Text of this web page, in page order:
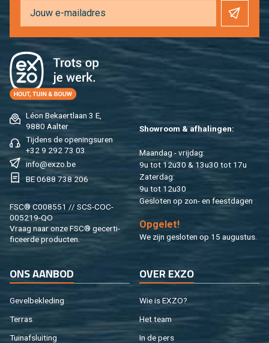
Léon Be­kaert­laan 3 E,
9880 Aal­ter
Tij­dens de ope­nings­uren
+32 9 292 73 03
info@​exzo.​be
BE 0688 738 206
FSC® C008551 // SCS-COC-
005219-QO
Vraag naar onze FSC® ge­cer­ti­
fi­ceer­de pro­duc­ten.
Show­room & af­ha­lin­gen:
Maan­dag - vrij­dag:
9u tot 12u30 & 13u30 tot 17u
Za­ter­dag:
9u tot 12u30
Ge­slo­ten op zon- en feest­da­gen
Op­ge­let!
We zijn ge­slo­ten op 15 au­gus­tus.
ONS AAN­BOD
Ge­vel­be­kle­ding
Ter­ras
Tuin­af­slui­ting
OVER EXZO
Wie is EXZO?
Het team
In de pers